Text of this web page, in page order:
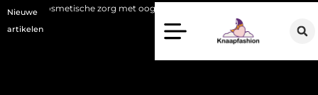
Nieuwe
artikelen
zorg met oog voor natuurlijke resultaten